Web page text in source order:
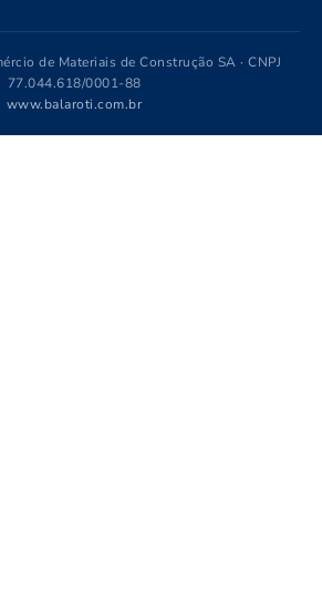
de Materiais de Construção SA · CNPJ
77.044.618/0001-88
www.balaroti.com.br